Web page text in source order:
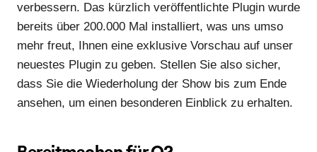
verbessern. Das kürzlich veröffentlichte Plugin wurde
bereits über 200.000 Mal installiert, was uns umso
mehr freut, Ihnen eine exklusive Vorschau auf unser
neuestes Plugin zu geben. Stellen Sie also sicher,
dass Sie die Wiederholung der Show bis zum Ende
ansehen, um einen besonderen Einblick zu erhalten.